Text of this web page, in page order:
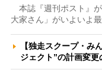
本誌『週刊ポスト』
大家さん」がいよいよ
【独走スクープ・み
ジェクト”の計画変